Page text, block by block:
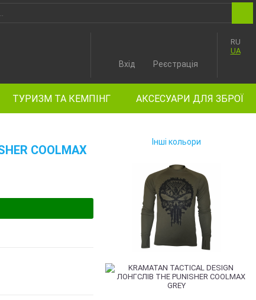
RU
UA
Вхід Реєстрація
ТУРИЗМ ТА КЕМПІНГ АКСЕСУАРИ ДЛЯ ЗБРОЇ
COOLMAX
Інші кольори